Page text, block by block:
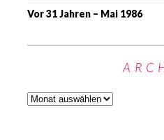
Vor 31 Jahren – Mai 1986